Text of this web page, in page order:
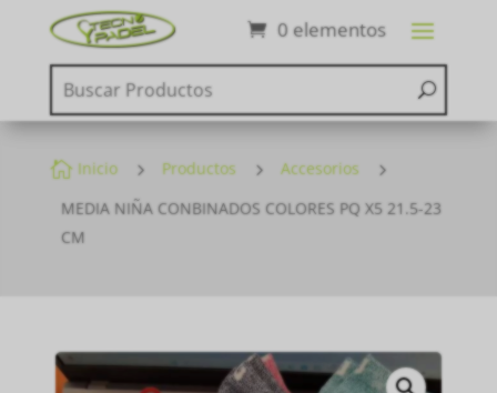
0 elementos
 Inicio 5 Productos 5 Accesorios 5
MEDIA NIÑA CONBINADOS COLORES PQ X5 21.5-23
CM